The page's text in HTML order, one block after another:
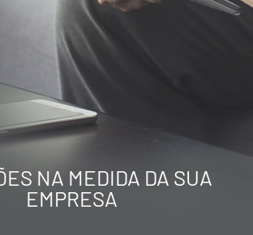
NA MEDIDA DA SUA
EMPRESA